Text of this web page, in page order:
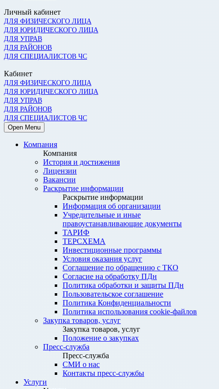
Личный кабинет
ДЛЯ ФИЗИЧЕСКОГО ЛИЦА
ДЛЯ ЮРИДИЧЕСКОГО ЛИЦА
ДЛЯ УПРАВ
ДЛЯ РАЙОНОВ
ДЛЯ СПЕЦИАЛИСТОВ ЧС
Кабинет
ДЛЯ ФИЗИЧЕСКОГО ЛИЦА
ДЛЯ ЮРИДИЧЕСКОГО ЛИЦА
ДЛЯ УПРАВ
ДЛЯ РАЙОНОВ
ДЛЯ СПЕЦИАЛИСТОВ ЧС
Open Menu
Компания
Компания
История и достижения
Лицензии
Вакансии
Раскрытие информации
Раскрытие информации
Информация об организации
Учредительные и иные
правоустанавливающие документы
ТАРИФ
ТЕРСХЕМА
Инвестиционные программы
Условия оказания услуг
Соглашение по обращению с ТКО
Согласие на обработку ПДн
Политика обработки и защиты ПДн
Пользовательское соглашение
Политика Конфиденциальности
Политика использования cookie-файлов
Закупка товаров, услуг
Закупка товаров, услуг
Положение о закупках
Пресс-служба
Пресс-служба
СМИ о нас
Контакты пресс-службы
Услуги